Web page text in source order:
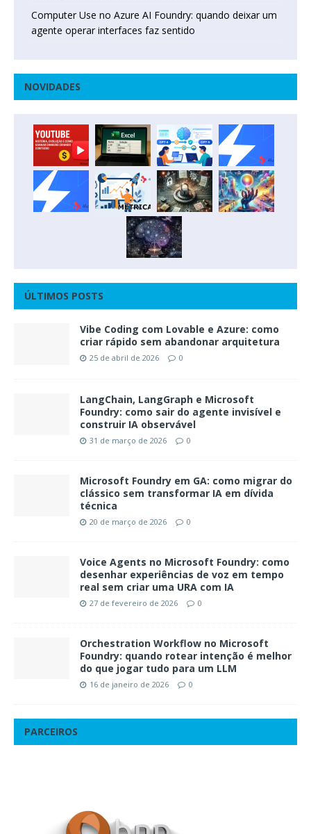
Computer Use no Azure AI Foundry: quando deixar um
agente operar interfaces faz sentido
NOVIDADES
ÚLTIMOS POSTS
Vibe Coding com Lovable e Azure: como
criar rápido sem abandonar arquitetura
25 de abril de 2026 0
LangChain, LangGraph e Microsoft
Foundry: como sair do agente invisível e
construir IA observável
31 de março de 2026 0
Microsoft Foundry em GA: como migrar do
clássico sem transformar IA em dívida
técnica
20 de março de 2026 0
Voice Agents no Microsoft Foundry: como
desenhar experiências de voz em tempo
real sem criar uma URA com IA
27 de fevereiro de 2026 0
Orchestration Workflow no Microsoft
Foundry: quando rotear intenção é melhor
do que jogar tudo para um LLM
16 de janeiro de 2026 0
PARCEIROS